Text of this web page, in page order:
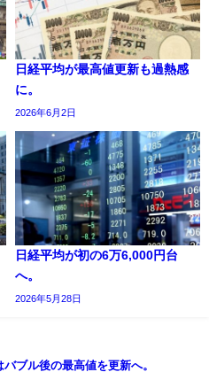
日経平均が最高値更新も過熱感
に。
2026年6月2日
日経平均が初の6万6,000円台
へ。
2026年5月28日
バブル後の最高値を更新へ。